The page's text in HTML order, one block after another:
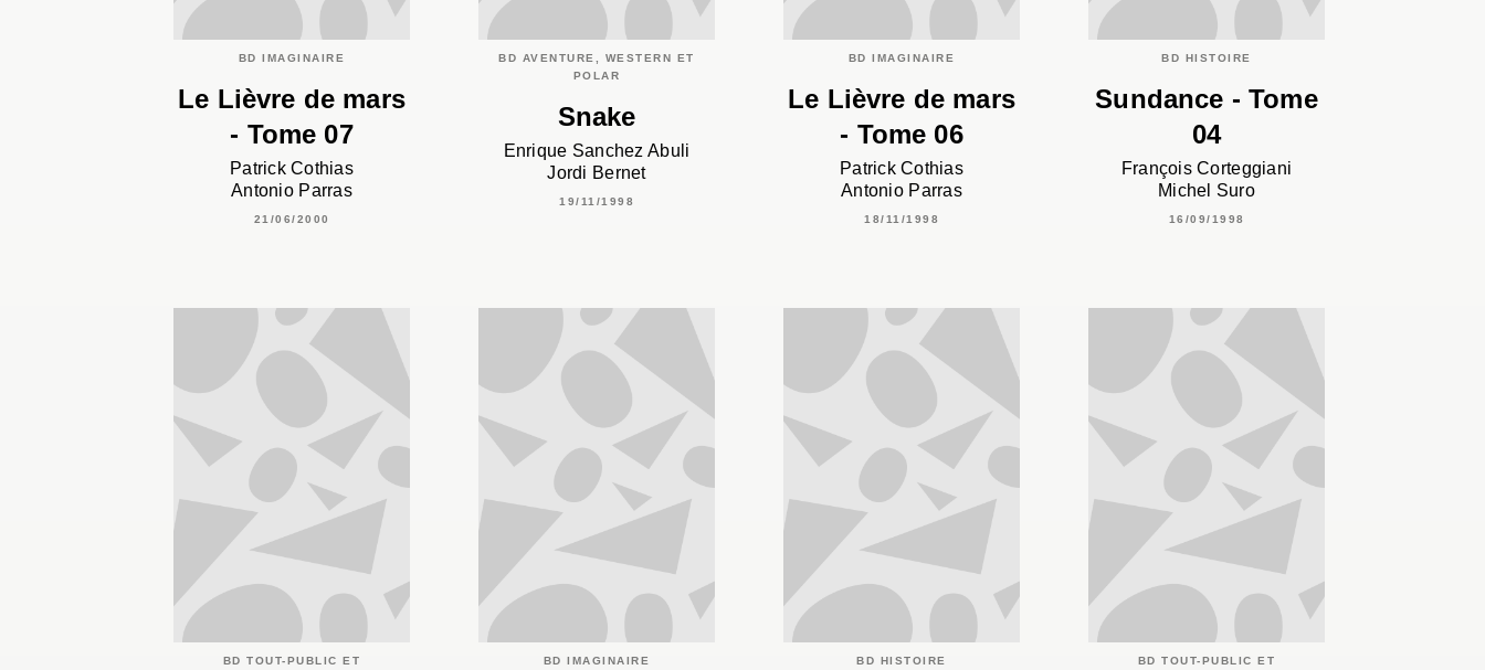
BD IMAGINAIRE
Le Lièvre de mars
- Tome 07
Patrick Cothias
Antonio Parras
21/06/2000
BD AVENTURE, WESTERN ET
POLAR
Snake
Enrique Sanchez Abuli
Jordi Bernet
19/11/1998
BD IMAGINAIRE
Le Lièvre de mars
- Tome 06
Patrick Cothias
Antonio Parras
18/11/1998
BD HISTOIRE
Sundance - Tome
04
François Corteggiani
Michel Suro
16/09/1998
BD TOUT-PUBLIC ET
BD IMAGINAIRE BD HISTOIRE
BD TOUT-PUBLIC ET